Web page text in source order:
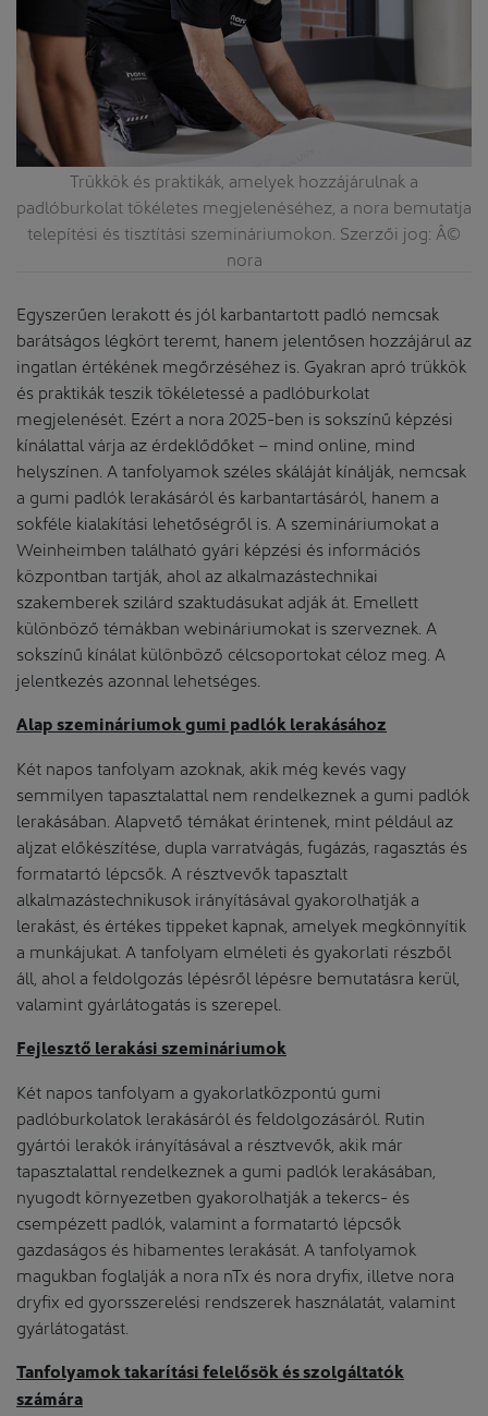
Trükkök és praktikák, amelyek hozzájárulnak a
padlóburkolat tökéletes megjelenéséhez, a nora bemutatja
telepítési és tisztítási szemináriumokon. Szerzői jog: Â©
nora
Egyszerűen lerakott és jól karbantartott padló nemcsak
barátságos légkört teremt, hanem jelentősen hozzájárul az
ingatlan értékének megőrzéséhez is. Gyakran apró trükkök
és praktikák teszik tökéletessé a padlóburkolat
megjelenését. Ezért a nora 2025-ben is sokszínű képzési
kínálattal várja az érdeklődőket – mind online, mind
helyszínen. A tanfolyamok széles skáláját kínálják, nemcsak
a gumi padlók lerakásáról és karbantartásáról, hanem a
sokféle kialakítási lehetőségről is. A szemináriumokat a
Weinheimben található gyári képzési és információs
központban tartják, ahol az alkalmazástechnikai
szakemberek szilárd szaktudásukat adják át. Emellett
különböző témákban webináriumokat is szerveznek. A
sokszínű kínálat különböző célcsoportokat céloz meg. A
jelentkezés azonnal lehetséges.
Alap szemináriumok gumi padlók lerakásához
Két napos tanfolyam azoknak, akik még kevés vagy
semmilyen tapasztalattal nem rendelkeznek a gumi padlók
lerakásában. Alapvető témákat érintenek, mint például az
aljzat előkészítése, dupla varratvágás, fugázás, ragasztás és
formatartó lépcsők. A résztvevők tapasztalt
alkalmazástechnikusok irányításával gyakorolhatják a
lerakást, és értékes tippeket kapnak, amelyek megkönnyítik
a munkájukat. A tanfolyam elméleti és gyakorlati részből
áll, ahol a feldolgozás lépésről lépésre bemutatásra kerül,
valamint gyárlátogatás is szerepel.
Fejlesztő lerakási szemináriumok
Két napos tanfolyam a gyakorlatközpontú gumi
padlóburkolatok lerakásáról és feldolgozásáról. Rutin
gyártói lerakók irányításával a résztvevők, akik már
tapasztalattal rendelkeznek a gumi padlók lerakásában,
nyugodt környezetben gyakorolhatják a tekercs- és
csempézett padlók, valamint a formatartó lépcsők
gazdaságos és hibamentes lerakását. A tanfolyamok
magukban foglalják a nora nTx és nora dryfix, illetve nora
dryfix ed gyorsszerelési rendszerek használatát, valamint
gyárlátogatást.
Tanfolyamok takarítási felelősök és szolgáltatók
számára